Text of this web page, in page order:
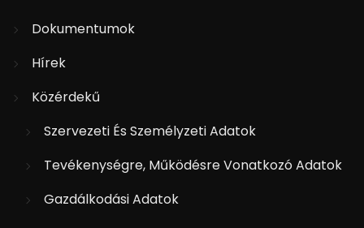
Dokumentumok
Hírek
Közérdekű
Szervezeti És Személyzeti Adatok
Tevékenységre, Működésre Vonatkozó Adatok
Gazdálkodási Adatok